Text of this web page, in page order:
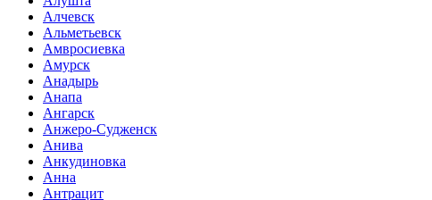
Алчевск
Альметьевск
Амвросиевка
Амурск
Анадырь
Анапа
Ангарск
Анжеро-Судженск
Анива
Анкудиновка
Анна
Антрацит